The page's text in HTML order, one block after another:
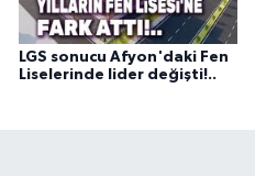
LGS sonucu Afyon'daki Fen
Liselerinde lider değişti!..